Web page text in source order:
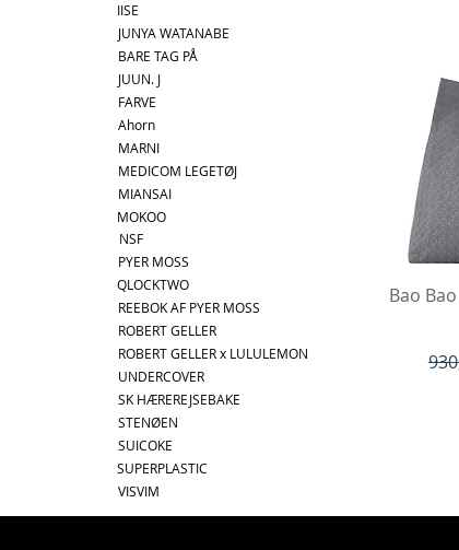
IISE
JUNYA WATANABE
BARE TAG PÅ
JUUN. J
FARVE
Ahorn
MARNI
MEDICOM LEGETØJ
MIANSAI
NSF
MOKOO
PYER MOSS
QLOCKTWO
REEBOK AF PYER MOSS
ROBERT GELLER
ROBERT GELLER x LULULEMON
UNDERCOVER
SK HÆREREJSEBAKE
STENØEN
SUICOKE
SUPERPLASTIC
VISVIM
Bao